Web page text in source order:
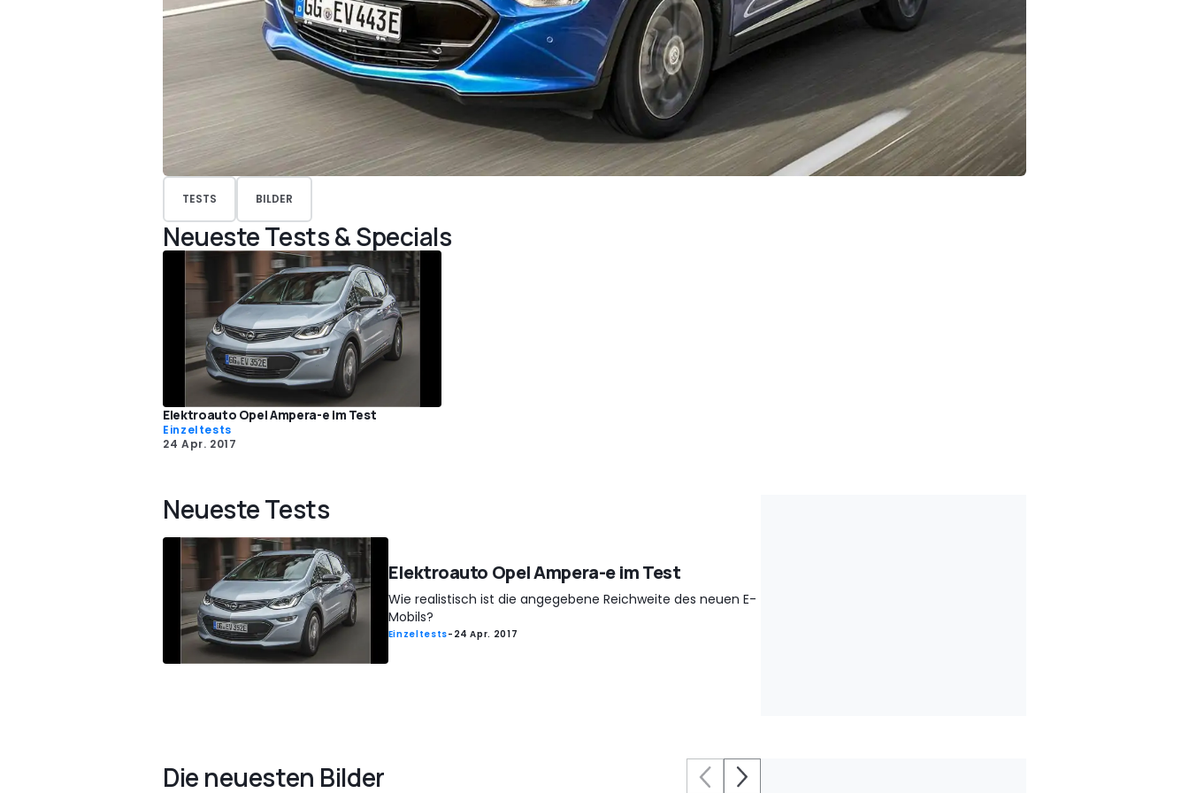
TESTS BILDER
Neueste Tests & Specials
Elektroauto Opel Ampera-e im Test
Einzeltests
24 Apr. 2017
Neueste Tests
Elektroauto Opel Ampera-e im Test
Wie realistisch ist die angegebene Reichweite des neuen E-
Mobils?
Einzeltests- 24 Apr. 2017
Die neuesten Bilder